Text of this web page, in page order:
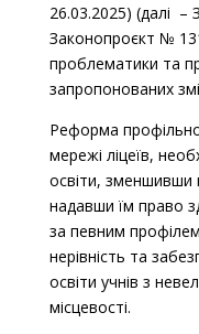
26.03.2025) (далі –
Законопроєкт №
проблематики та
запропонованих
Реформа
мережі ліцеїв,
освіти, зменшивши
надавши їм право
за певним
нерівність та
освіти учнів з
місцевості.